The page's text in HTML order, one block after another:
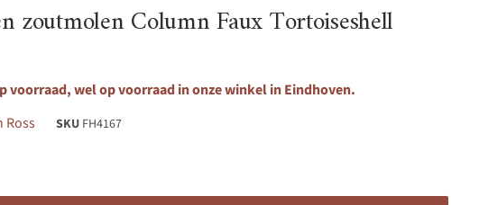
zoutmolen Column Faux Tortoiseshell
voorraad, wel op voorraad in onze winkel in Eindhoven.
Ross SKU FH4167